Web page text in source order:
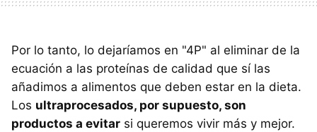
Por lo tanto, lo dejaríamos en "4P" al eliminar de la
ecuación a las proteínas de calidad que sí las
añadimos a alimentos que deben estar en la dieta.
Los ultraprocesados, por supuesto, son
productos a evitar si queremos vivir más y mejor.